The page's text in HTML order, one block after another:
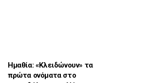
Ημαθία: «Κλειδώνουν» τα
πρώτα ονόματα στο